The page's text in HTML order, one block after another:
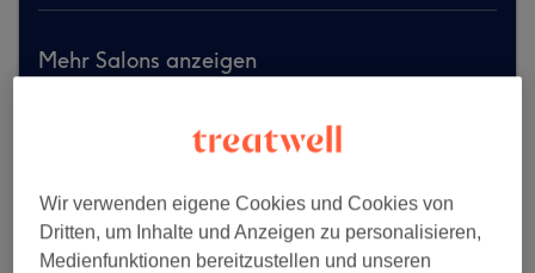
Mehr Salons anzeigen
Wir verwenden eigene Cookies und Cookies von
Dritten, um Inhalte und Anzeigen zu personalisieren,
Medienfunktionen bereitzustellen und unseren